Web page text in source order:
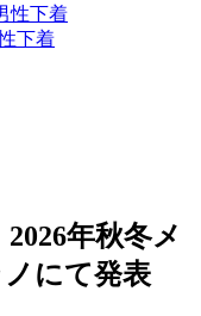
性下着
下着
年秋冬メ
にて発表